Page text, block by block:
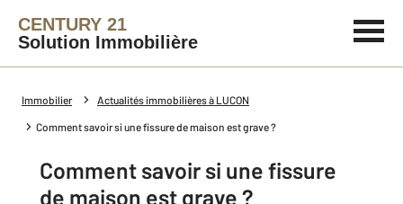
CENTURY 21
Solution Immobilière
Immobilier Actualités immobilières à LUCON
Comment savoir si une fissure de maison est grave ?
Comment savoir si une fissure
de maison est grave ?